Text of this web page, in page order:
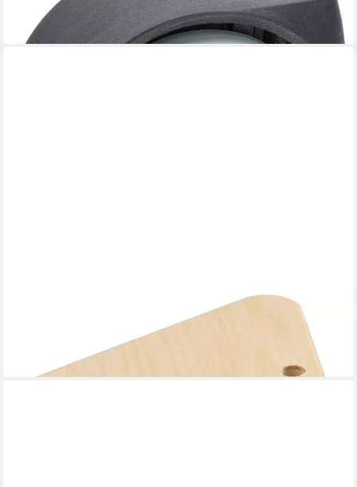
lieferbar - in 3-4 Werktagen bei dir
Möbelrolle Möbelroller 135 x 13
lieferbar - in 3-4 Werktagen bei dir